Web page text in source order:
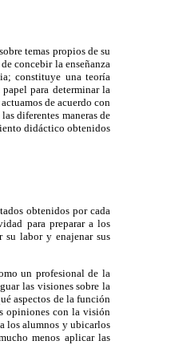
temas propios de su
concebir la enseñanza
constituye una teoría
para determinar la
de acuerdo con
diferentes maneras de
didáctico obtenidos
obtenidos por cada
para preparar a los
su labor y enajenar sus
un profesional de la
las visiones sobre la
aspectos de la función
opiniones con la visión
los alumnos y ubicarlos
menos aplicar las